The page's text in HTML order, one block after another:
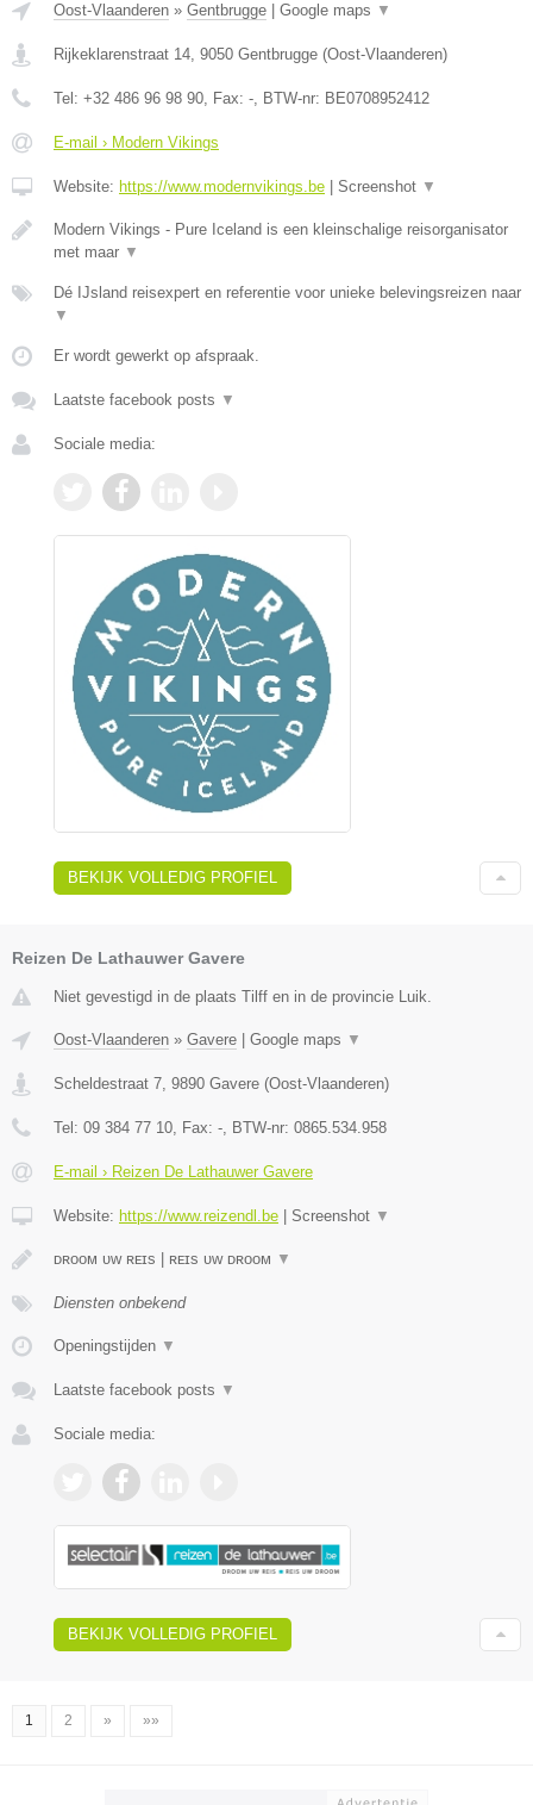
Oost-Vlaanderen » Gentbrugge Google maps ▼
Rijkeklarenstraat 14, 9050 Gentbrugge (Oost-Vlaanderen)
Tel: +32 486 96 98 90, Fax: -, BTW-nr: BE0708952412
E-mail › Modern Vikings
Website: https://www.modernvikings.be Screenshot ▼
Modern Vikings - Pure Iceland is een kleinschalige reisorganisator
met maar ▼
Dé IJsland reisexpert en referentie voor unieke belevingsreizen naar
▼
Er wordt gewerkt op afspraak.
Laatste facebook posts ▼
Sociale media:
BEKIJK VOLLEDIG PROFIEL
Reizen De Lathauwer Gavere
Niet gevestigd in de plaats Tilff en in de provincie Luik.
Oost-Vlaanderen » Gavere Google maps ▼
Scheldestraat 7, 9890 Gavere (Oost-Vlaanderen)
Tel: 09 384 77 10, Fax: -, BTW-nr: 0865.534.958
E-mail › Reizen De Lathauwer Gavere
Website: https://www.reizendl.be Screenshot ▼
ᴅʀᴏᴏᴍ ᴜᴡ ʀᴇɪs | ʀᴇɪs ᴜᴡ ᴅʀᴏᴏᴍ ▼
Diensten onbekend
Openingstijden ▼
Laatste facebook posts ▼
Sociale media:
BEKIJK VOLLEDIG PROFIEL
1 2 » »»